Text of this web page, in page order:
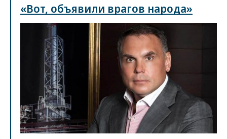
«Вот, объявили врагов народа»